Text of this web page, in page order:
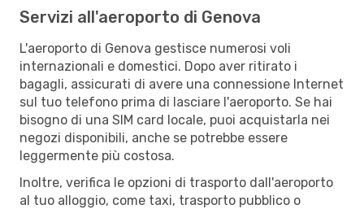
Servizi all'aeroporto di Genova
L'aeroporto di Genova gestisce numerosi voli
internazionali e domestici. Dopo aver ritirato i
bagagli, assicurati di avere una connessione Internet
sul tuo telefono prima di lasciare l'aeroporto. Se hai
bisogno di una SIM card locale, puoi acquistarla nei
negozi disponibili, anche se potrebbe essere
leggermente più costosa.
Inoltre, verifica le opzioni di trasporto dall'aeroporto
al tuo alloggio, come taxi, trasporto pubblico o